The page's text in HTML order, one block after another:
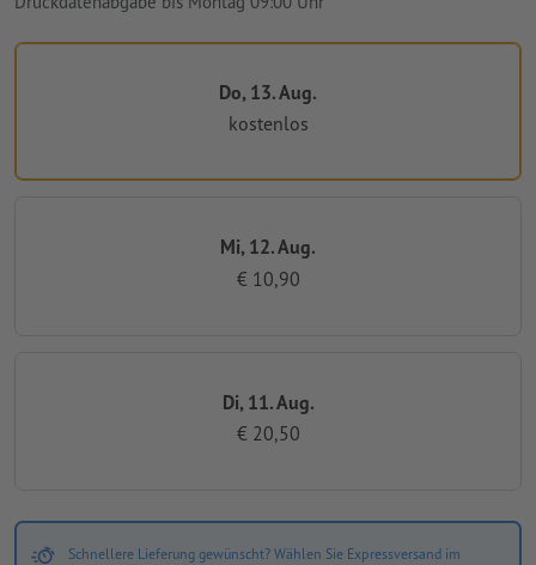
Do, 13. Aug.
kostenlos
Mi, 12. Aug.
€ 10,90
Di, 11. Aug.
€ 20,50
Schnellere Lieferung gewünscht? Wählen Sie Expressversand im